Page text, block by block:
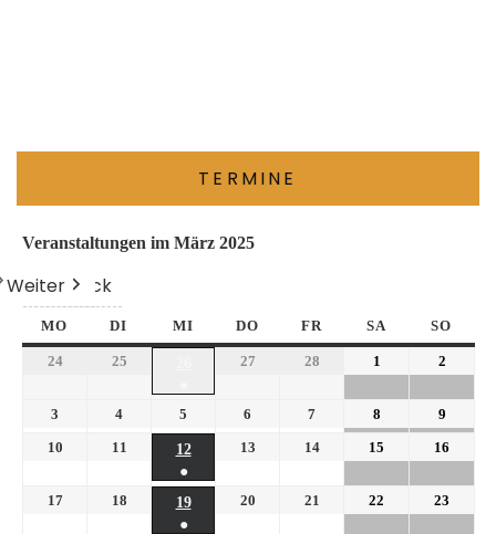
TERMINE
Veranstaltungen im März 2025
Zurück
Heute
Weiter
MO DI MI DO FR SA SO
24 25 27 28 1 2
3 4 5 6 7 8
9
10
11
12
●
13 14 15 16
17 18
19
●
20 21 22 23